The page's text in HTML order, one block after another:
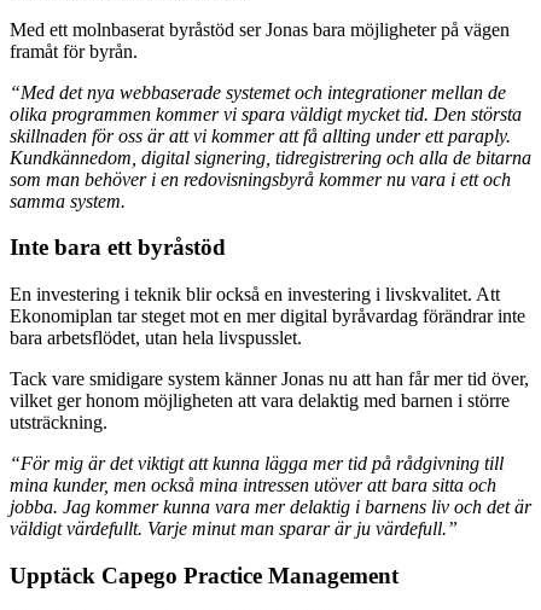
Med ett molnbaserat byråstöd ser Jonas bara möjligheter på vägen
framåt för byrån.
“Med det nya webbaserade systemet och integrationer mellan de
olika programmen kommer vi spara väldigt mycket tid. Den största
skillnaden för oss är att vi kommer att få allting under ett paraply.
Kundkännedom, digital signering, tidregistrering och alla de bitarna
som man behöver i en redovisningsbyrå kommer nu vara i ett och
samma system.
Inte bara ett byråstöd
En investering i teknik blir också en investering i livskvalitet. Att
Ekonomiplan tar steget mot en mer digital byråvardag förändrar inte
bara arbetsflödet, utan hela livspusslet.
Tack vare smidigare system känner Jonas nu att han får mer tid över,
vilket ger honom möjligheten att vara delaktig med barnen i större
utsträckning.
“För mig är det viktigt att kunna lägga mer tid på rådgivning till
mina kunder, men också mina intressen utöver att bara sitta och
jobba. Jag kommer kunna vara mer delaktig i barnens liv och det är
väldigt värdefullt. Varje minut man sparar är ju värdefull.”
Upptäck Capego Practice Management